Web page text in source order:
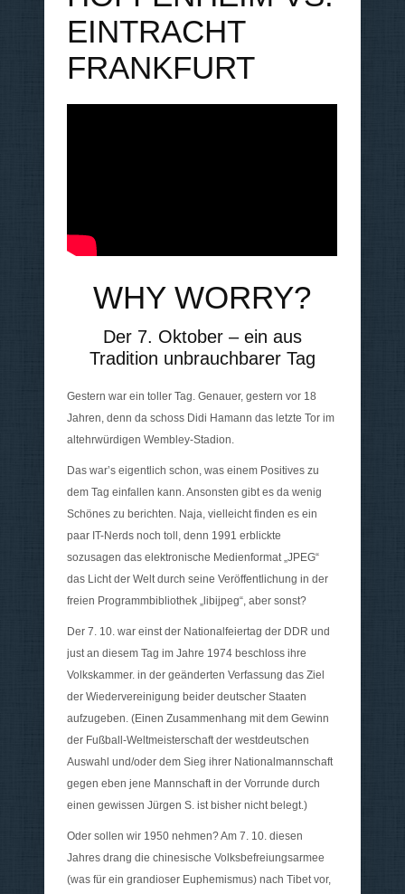
EINTRACHT
FRANKFURT
WHY WORRY?
Der 7. Oktober – ein aus
Tradition unbrauchbarer Tag
Gestern war ein toller Tag. Genauer, gestern vor 18
Jahren, denn da schoss Didi Hamann das letzte Tor im
altehrwürdigen Wembley-Stadion.
Das war’s eigentlich schon, was einem Positives zu
dem Tag einfallen kann. Ansonsten gibt es da wenig
Schönes zu berichten. Naja, vielleicht finden es ein
paar IT-Nerds noch toll, denn 1991 erblickte
sozusagen das elektronische Medienformat „JPEG“
das Licht der Welt durch seine Veröffentlichung in der
freien Programmbibliothek „libijpeg“, aber sonst?
Der 7. 10. war einst der Nationalfeiertag der DDR und
just an diesem Tag im Jahre 1974 beschloss ihre
Volkskammer. in der geänderten Verfassung das Ziel
der Wiedervereinigung beider deutscher Staaten
aufzugeben. (Einen Zusammenhang mit dem Gewinn
der Fußball-Weltmeisterschaft der westdeutschen
Auswahl und/oder dem Sieg ihrer Nationalmannschaft
gegen eben jene Mannschaft in der Vorrunde durch
einen gewissen Jürgen S. ist bisher nicht belegt.)
Oder sollen wir 1950 nehmen? Am 7. 10. diesen
Jahres drang die chinesische Volksbefreiungsarmee
(was für ein grandioser Euphemismus) nach Tibet vor,